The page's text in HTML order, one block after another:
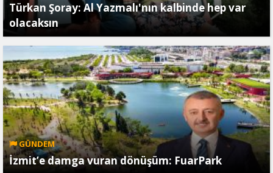
Türkan Şoray: Al Yazmalı'nın kalbinde hep var
olacaksın
GÜNDEM
İzmit’e damga vuran dönüşüm: FuarPark